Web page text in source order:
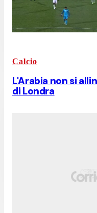
Calcio
L'Arabia non si
di Londra